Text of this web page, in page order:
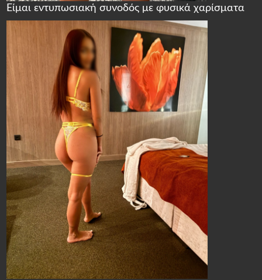
Είμαι εντυπωσιακή συνοδός με φυσικά χαρίσματα